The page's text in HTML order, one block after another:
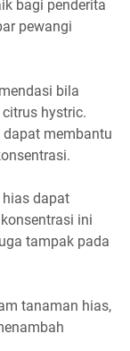
bagi penderita
pewangi
bila
hystric.
membantu
dapat
ini
tampak pada
tanaman hias,